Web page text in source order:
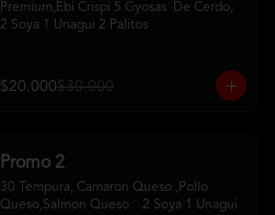
Premium,Ebi Crispi 5 Gyosas  De Cerdo,
2 Soya 1 Unagui 2 Palitos
$20.000$30.000
Promo 2
30 Tempura, Camaron Queso ,Pollo
Queso,Salmon Queso    2 Soya 1 Unagui